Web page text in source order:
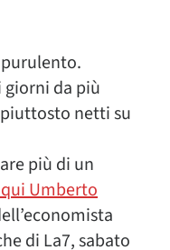
da più
netti su
più di un
Umberto
di La7, sabato